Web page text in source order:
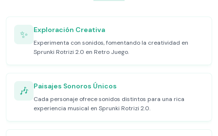
✨ Exploración Creativa
Experimenta con sonidos, fomentando la creatividad en
Sprunki Rotrizi 2.0 en Retro Juego.
🎶 Paisajes Sonoros Únicos
Cada personaje ofrece sonidos distintos para una rica
experiencia musical en Sprunki Rotrizi 2.0.